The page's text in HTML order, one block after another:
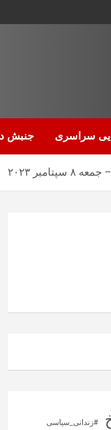
سراسری جنبش
۲۰۲۳
#زندانی_سیاسی